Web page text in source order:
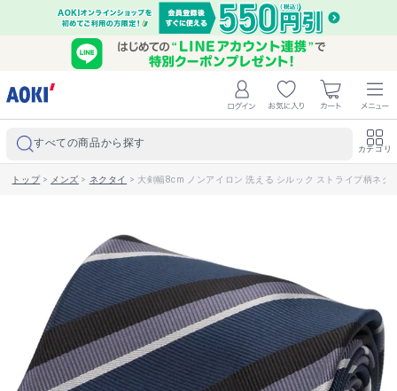
すべての商品から探す カテゴリ
トップ> メンズ > ネクタイ > 大剣幅8cm ノンアイロン 洗える シルック ストライプ柄ネク